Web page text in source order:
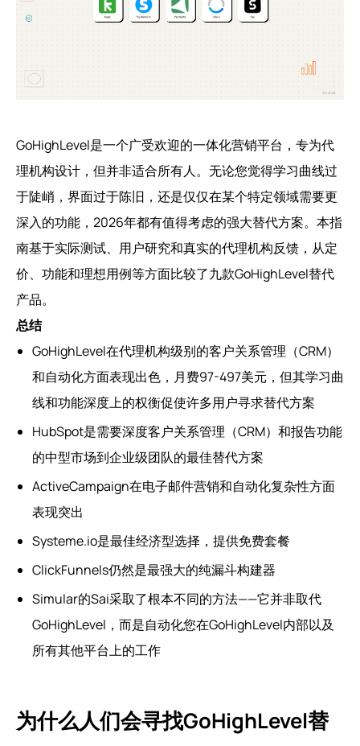
GoHighLevel是一个广受欢迎的一体化营销平台，专为代
理机构设计，但并非适合所有人。无论您觉得学习曲线过
于陡峭，界面过于陈旧，还是仅仅在某个特定领域需要更
深入的功能，2026年都有值得考虑的强大替代方案。本指
南基于实际测试、用户研究和真实的代理机构反馈，从定
价、功能和理想用例等方面比较了九款GoHighLevel替代
产品。
总结
GoHighLevel在代理机构级别的客户关系管理（CRM）
和自动化方面表现出色，月费97-497美元，但其学习曲
线和功能深度上的权衡促使许多用户寻求替代方案
HubSpot是需要深度客户关系管理（CRM）和报告功能
的中型市场到企业级团队的最佳替代方案
ActiveCampaign在电子邮件营销和自动化复杂性方面
表现突出
Systeme.io是最佳经济型选择，提供免费套餐
ClickFunnels仍然是最强大的纯漏斗构建器
Simular的Sai采取了根本不同的方法——它并非取代
GoHighLevel，而是自动化您在GoHighLevel内部以及
所有其他平台上的工作
为什么人们会寻找GoHighLevel替